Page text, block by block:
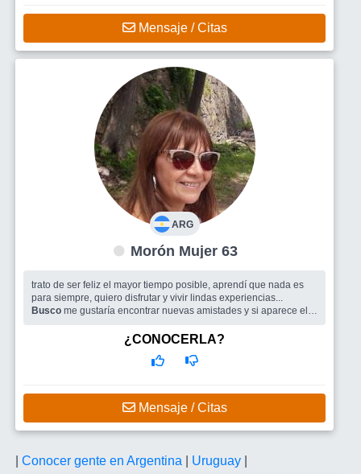
Mensaje / Citas
ARG
Morón Mujer 63
trato de ser feliz el mayor tiempo posible, aprendí que nada es
para siempre, quiero disfrutar y vivir lindas experiencias...
Busco me gustaría encontrar nuevas amistades y si aparece el
¿CONOCERLA?
Mensaje / Citas
Conocer gente en Argentina Uruguay